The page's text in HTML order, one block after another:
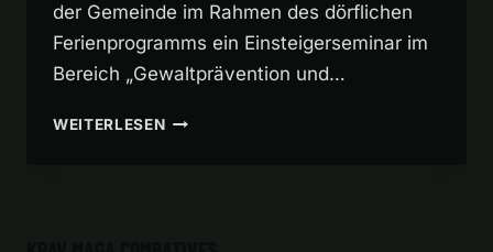
der Gemeinde im Rahmen des dörflichen
Ferienprogramms ein Einsteigerseminar im
Bereich „Gewaltprävention und…
WEITERLESENFERIENPROGRAMM